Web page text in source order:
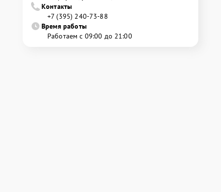
Контакты
+7 (395) 240-73-88
Время работы
Работаем с 09:00 до 21:00